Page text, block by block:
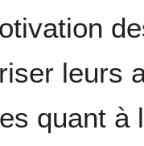
leurs
quant à